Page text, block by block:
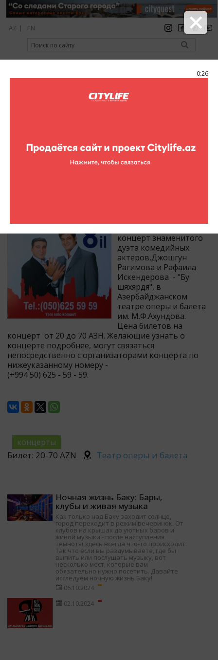
0:26
AZ | EN
регистрация вход Citylife Magazine
концерт знаменитого
дуэта комедийных
актеров,Джошгун
Рагимова и Рафаила
Искендерова - "Бу
шяхярдя", в
Азербайджанском
театре оперы и балета
им. М.Ф.Ахундова.
Цена билетов на
концерт от 20 до 70 АЗН. Желающие узнать о
концерте подробнее, могут связаться
непосредственно с организаторами концерта по
нижеуказанному номеру -
(+994 50) 625 - 59 - 59.
концерты
Билет: 20-70 AZN Театр оперы и балета
Ночная жизнь Баку: Бары,
клубы и живая музыка
Как только над Баку заходит солнце,
город переходит в режим вечеринок. От
клубов на крышах до уютных баров и
живой музыки - после наступления
темноты здесь всегда что-то происходит.
Так что если вы раздумываете, где бы
выпить или послушать музыку, вот
несколько мест, которые вам
обязательно нужно посетить. Давайте
исследуем ночную жизнь Баку!
06.10.2024
02.10.2024